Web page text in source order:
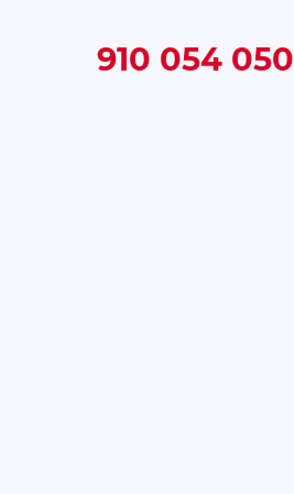
910 054 050